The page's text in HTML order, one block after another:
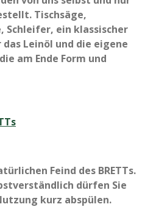
Tischsäge,
Schleifer, ein klassischer
Leinöl und die eigene
am Ende Form und
Feind des BRETTs.
dürfen Sie
kurz abspülen.